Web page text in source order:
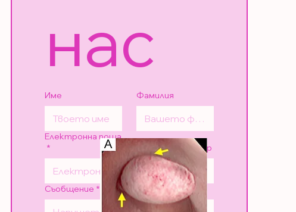
нас
Име Фамилия
Електронна поща
*
Телефонен номер
Съобщение *